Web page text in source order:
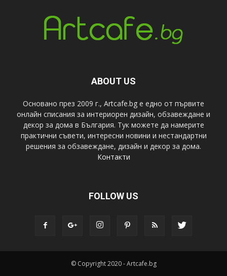
ABOUT US
Основано през 2009 г., Artcafe.bg е едно от първите
онлайн списания за интериорен дизайн, обзавеждане и
декор за дома в България. Тук можете да намерите
практични съвети, интересни новини и нестандартни
решения за обзавеждане, дизайн и декор за дома.
Контакти
FOLLOW US
© Copyright 2020 - Artcafe.bg